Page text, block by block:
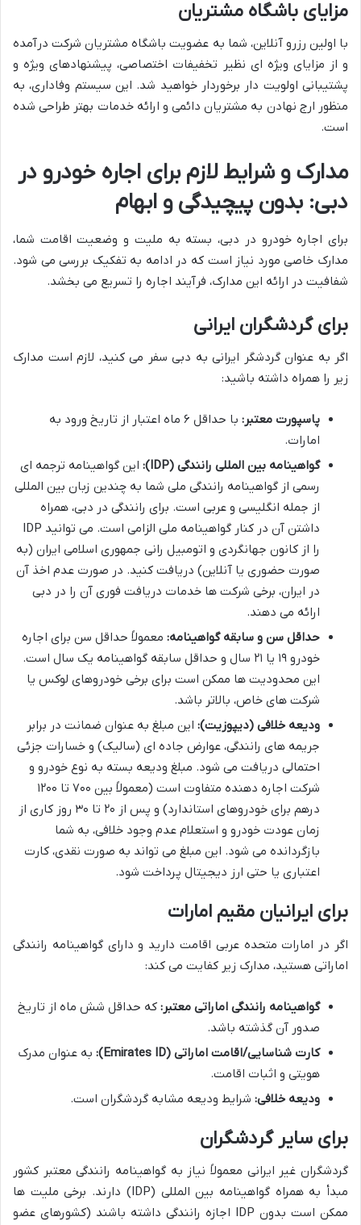
مزایای باشگاه مشتریان
با اولین رزرو آنلاین، شما به عضویت باشگاه مشتریان شرکت درآمده
و از مزایای ویژه ای نظیر تخفیفات اختصاصی، پیشنهادهای ویژه و
پشتیبانی اولویت دار برخوردار خواهید شد. این سیستم وفاداری، به
منظور ارج نهادن به مشتریان دائمی و ارائه خدمات بهتر طراحی شده
است.
مدارک و شرایط لازم برای اجاره خودرو در
دبی: بدون پیچیدگی و ابهام
برای اجاره خودرو در دبی، بسته به ملیت و وضعیت اقامت شما،
مدارک خاصی مورد نیاز است که در ادامه به تفکیک بررسی می شود.
شفافیت در ارائه این مدارک، فرآیند اجاره را تسریع می بخشد.
برای گردشگران ایرانی
اگر به عنوان گردشگر ایرانی به دبی سفر می کنید، لازم است مدارک
زیر را همراه داشته باشید:
پاسپورت معتبر:
با حداقل ۶ ماه اعتبار از تاریخ ورود به
امارات.
گواهینامه بین المللی رانندگی (IDP):
این گواهینامه ترجمه ای
رسمی از گواهینامه رانندگی ملی شما به چندین زبان بین المللی
از جمله انگلیسی و عربی است. برای رانندگی در دبی، همراه
داشتن آن در کنار گواهینامه ملی الزامی است. می توانید IDP
را از کانون جهانگردی و اتومبیل رانی جمهوری اسلامی ایران (به
صورت حضوری یا آنلاین) دریافت کنید. در صورت عدم اخذ آن
در ایران، برخی شرکت ها خدمات دریافت فوری آن را در دبی
ارائه می دهند.
حداقل سن و سابقه گواهینامه: معمولاً حداقل سن برای اجاره
خودرو ۱۹ یا ۲۱ سال و حداقل سابقه گواهینامه یک سال است.
این محدودیت ها ممکن است برای برخی خودروهای لوکس یا
شرکت های خاص، بالاتر باشد.
ودیعه خلافی (دیپوزیت): این مبلغ به عنوان ضمانت در برابر
جریمه های رانندگی، عوارض جاده ای (سالیک) و خسارات جزئی
احتمالی دریافت می شود. مبلغ ودیعه بسته به نوع خودرو و
شرکت اجاره دهنده متفاوت است (معمولاً بین ۷۰۰ تا ۱۲۰۰
درهم برای خودروهای استاندارد) و پس از ۲۰ تا ۳۰ روز کاری از
زمان عودت خودرو و استعلام عدم وجود خلافی، به شما
بازگردانده می شود. این مبلغ می تواند به صورت نقدی، کارت
اعتباری یا حتی ارز دیجیتال پرداخت شود.
برای ایرانیان مقیم امارات
اگر در امارات متحده عربی اقامت دارید و دارای گواهینامه رانندگی
اماراتی هستید، مدارک زیر کفایت می کند:
گواهینامه رانندگی اماراتی معتبر: که حداقل شش ماه از تاریخ
صدور آن گذشته باشد.
کارت شناسایی/اقامت اماراتی (Emirates ID):
به عنوان مدرک
هویتی و اثبات اقامت.
ودیعه خلافی: شرایط ودیعه مشابه گردشگران است.
برای سایر گردشگران
گردشگران غیر ایرانی معمولاً نیاز به گواهینامه رانندگی معتبر کشور
مبدأ به همراه گواهینامه بین المللی (IDP) دارند. برخی ملیت ها
ممکن است بدون IDP اجازه رانندگی داشته باشند (کشورهای عضو